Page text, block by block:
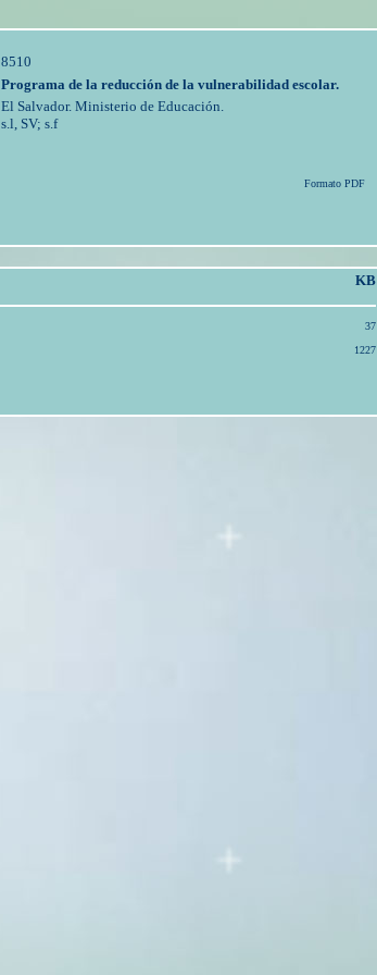
8510
Programa de la reducción de la vulnerabilidad escolar.
El Salvador. Ministerio de Educación.
s.l, SV; s.f
Formato PDF
KB
37
1227